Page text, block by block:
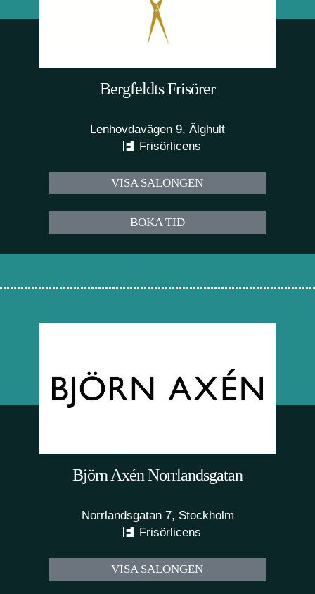
Bergfeldts Frisörer
Lenhovdavägen 9, Älghult
Frisörlicens
VISA SALONGEN
BOKA TID
Björn Axén Norrlandsgatan
Norrlandsgatan 7, Stockholm
Frisörlicens
VISA SALONGEN